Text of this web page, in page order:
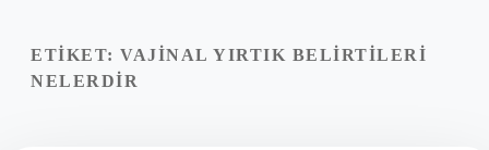
Yasal Uyarı
ETIKET: VAJINAL YIRTIK BELIRTILERI
NELERDIR